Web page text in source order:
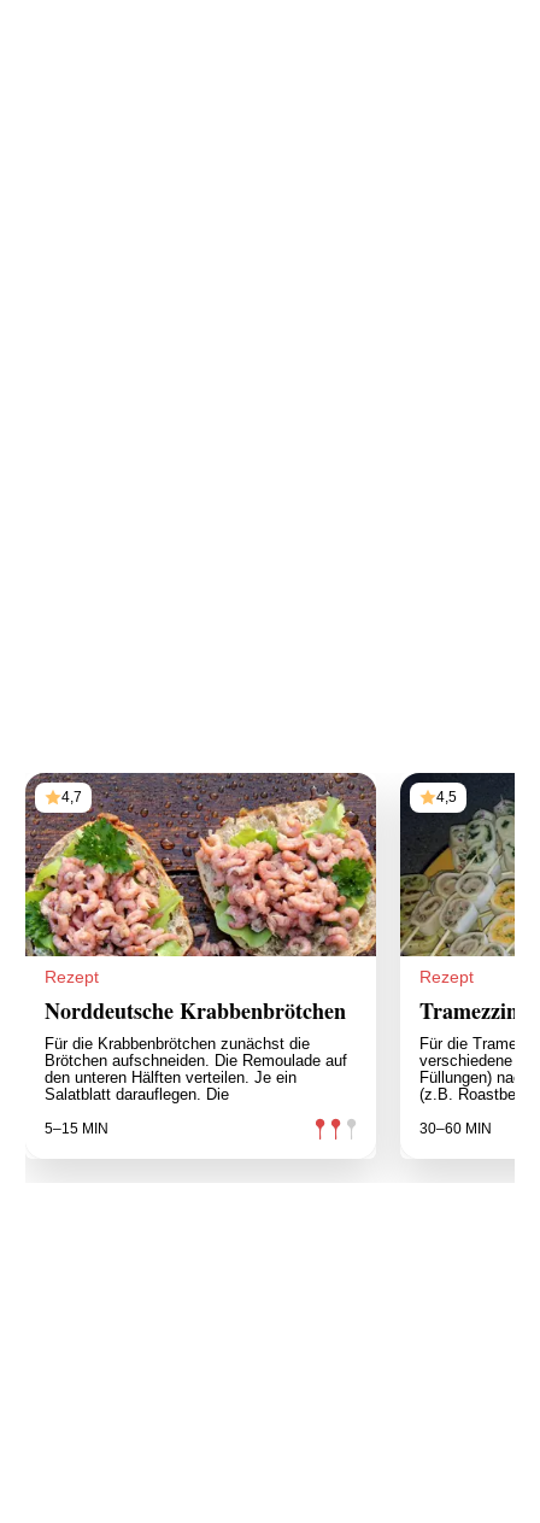
4,7
Rezept
Norddeutsche Krabbenbrötchen
Für die Krabbenbrötchen zunächst die
Brötchen aufschneiden. Die Remoulade auf
den unteren Hälften verteilen. Je ein
Salatblatt darauflegen. Die
5–15 MIN
4,5
Rezept
Tramezzini-
Für die
verschiedene
Füllungen) nach
(z.B.
30–60 MIN